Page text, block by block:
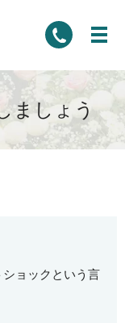
ましょう
ョックという言